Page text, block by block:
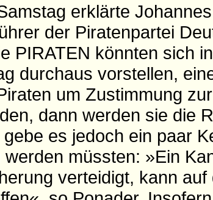
erklärte
der Piratenpartei
PIRATEN könnten sich
durchaus vorstellen,
um Zustimmung
dann werden sie die
es jedoch ein paar
müssten: »Ein
verteidigt, kann